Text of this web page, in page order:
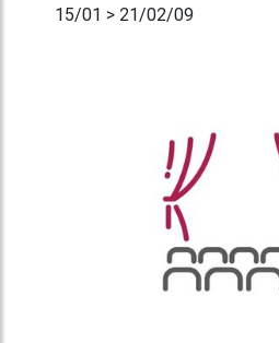
15/01 > 21/02/09